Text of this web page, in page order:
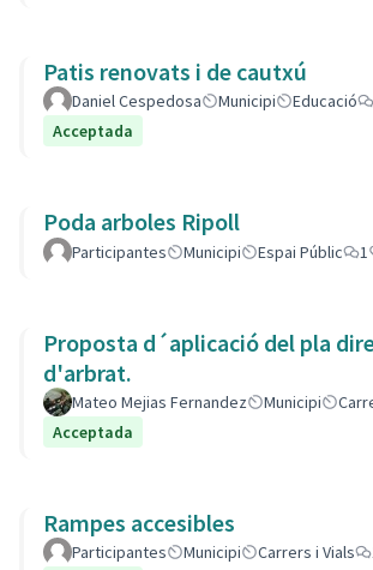
Patis renovats i de cautxú
Daniel Cespedosa Municipi Educació
Acceptada
Poda arboles Ripoll
Participantes Municipi Espai Públic 1
Proposta d´aplicació del pla
d'arbrat.
Mateo Mejias Fernandez Municipi
Acceptada
Rampes accesibles
Participantes Municipi Carrers i Vials